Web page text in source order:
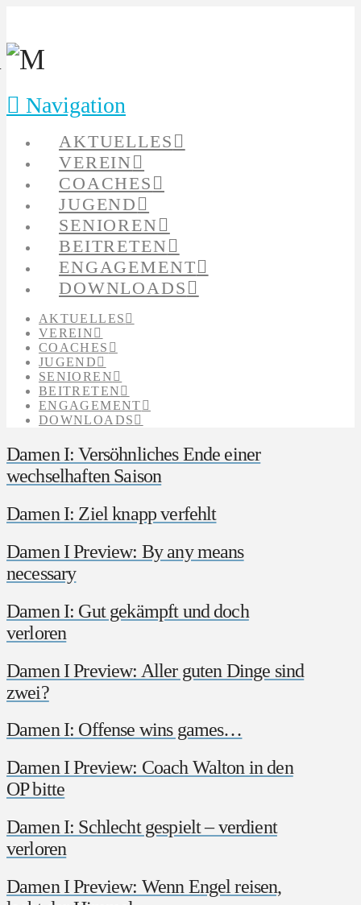
Navigation
AKTUELLES
VEREIN
COACHES
JUGEND
SENIOREN
BEITRETEN
ENGAGEMENT
DOWNLOADS
AKTUELLES
VEREIN
COACHES
JUGEND
SENIOREN
BEITRETEN
ENGAGEMENT
DOWNLOADS
Damen I: Versöhnliches Ende einer
wechselhaften Saison
Damen I: Ziel knapp verfehlt
Damen I Preview: By any means
necessary
Damen I: Gut gekämpft und doch
verloren
Damen I Preview: Aller guten Dinge sind
zwei?
Damen I: Offense wins games…
Damen I Preview: Coach Walton in den
OP bitte
Damen I: Schlecht gespielt – verdient
verloren
Damen I Preview: Wenn Engel reisen,